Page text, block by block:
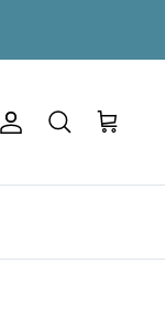
Compte
Rechercher
Panier